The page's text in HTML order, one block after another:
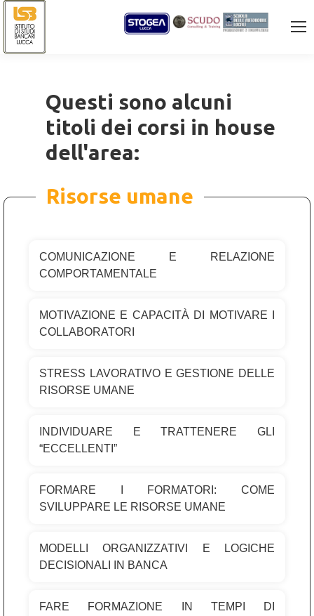
Questi sono alcuni
titoli dei corsi in house
dell'area:
Risorse umane
COMUNICAZIONE E RELAZIONE
COMPORTAMENTALE
MOTIVAZIONE E CAPACITÀ DI MOTIVARE I
COLLABORATORI
STRESS LAVORATIVO E GESTIONE DELLE
RISORSE UMANE
INDIVIDUARE E TRATTENERE GLI
“ECCELLENTI”
FORMARE I FORMATORI: COME
SVILUPPARE LE RISORSE UMANE
MODELLI ORGANIZZATIVI E LOGICHE
DECISIONALI IN BANCA
FARE FORMAZIONE IN TEMPI DI